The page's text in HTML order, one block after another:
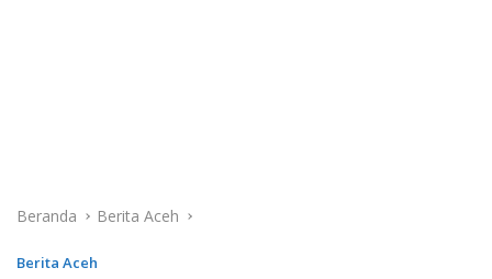
Beranda Berita Aceh
Berita Aceh